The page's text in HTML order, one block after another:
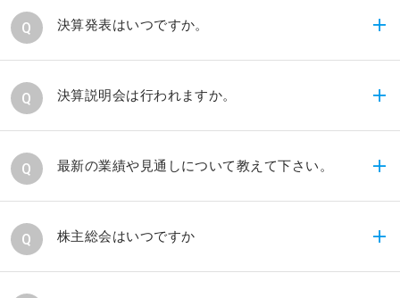
決算期は毎年3月末日です。
決算発表はいつですか。
「IRカレンダー」をご覧ください。
決算説明会は行われますか。
「IRカレンダー」をご覧ください。
最新の業績や見通しについて教えて下さい。
「財務ハイライト」や「
」をご覧くだ
株主総会はいつですか